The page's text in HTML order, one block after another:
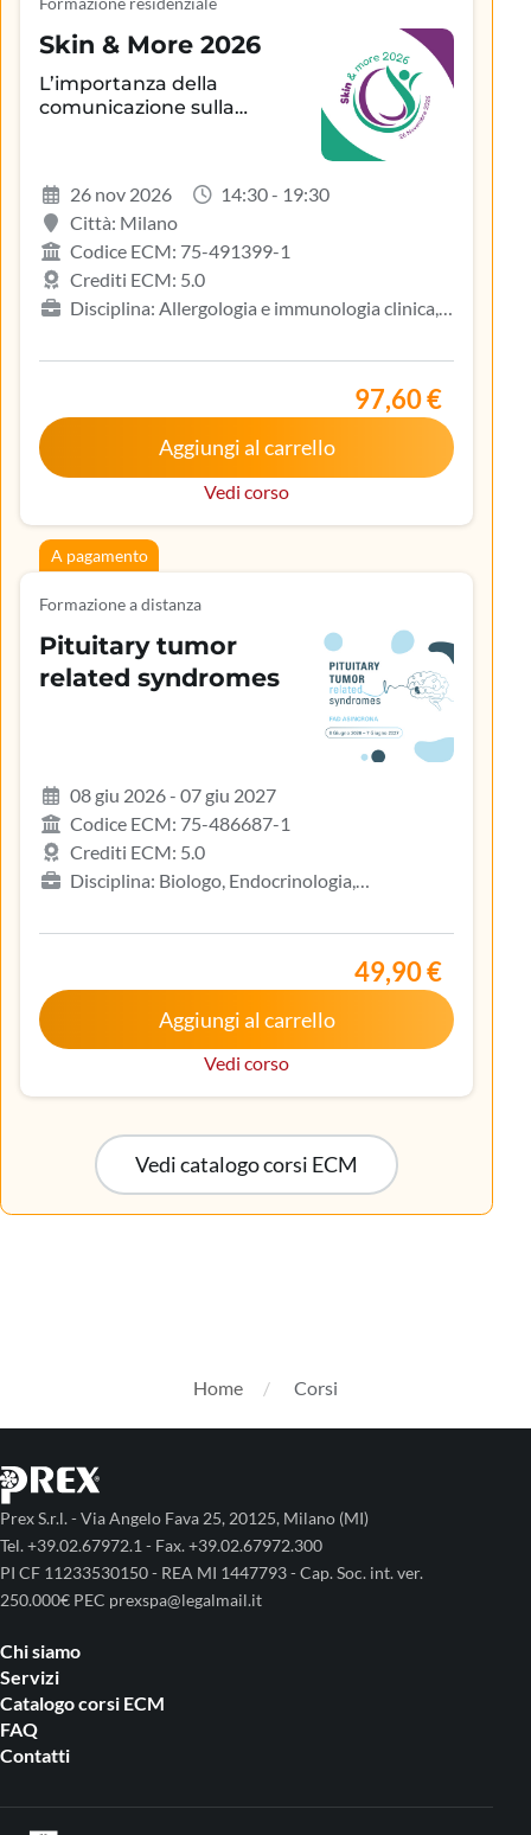
Skin & More 2026
L’importanza della
comunicazione sulla
dermatologica
26 nov 2026
14:30 - 19:30
Città: Milano
Codice ECM: 75-491399-1
Crediti ECM: 5.0
Disciplina: Allergologia e immunologia clinica,
Medicina del lavoro e sicurezza degli ambienti di
lavoro, Medicina generale (medici di famiglia)
97,60 €
Aggiungi al carrello
Vedi corso
A pagamento
Formazione a distanza
Pituitary tumor
related syndromes
08 giu 2026 - 07 giu 2027
Codice ECM: 75-486687-1
Crediti ECM: 5.0
Disciplina: Biologo, Endocrinologia,
ostetricia, Infermiere, Infermiere pediatrico,
Iscritto nell’elenco speciale ad esaurimento,
Malattie metaboliche e diabetologia, Medicina
interna, Oncologia, Pediatria, Pediatria (Pediatri di
libera scelta), Tecnico sanitario di radiologia medica
49,90 €
Aggiungi al carrello
Vedi corso
Vedi catalogo corsi ECM
Home Corsi
Prex S.r.l. - Via Angelo Fava 25, 20125, Milano (MI)
Tel. +39.02.67972.1 - Fax. +39.02.67972.300
PI CF 11233530150 - REA MI 1447793 - Cap. Soc. int. ver.
250.000€ PEC prexspa@legalmail.it
Chi siamo
Servizi
Catalogo corsi ECM
FAQ
Contatti